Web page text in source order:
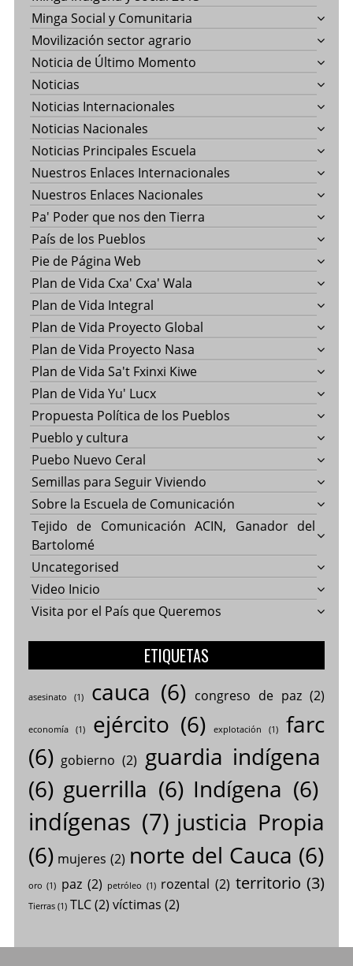
Minga Social y Comunitaria
Movilización sector agrario
Noticia de Último Momento
Noticias
Noticias Internacionales
Noticias Nacionales
Noticias Principales Escuela
Nuestros Enlaces Internacionales
Nuestros Enlaces Nacionales
Pa' Poder que nos den Tierra
País de los Pueblos
Pie de Página Web
Plan de Vida Cxa' Cxa' Wala
Plan de Vida Integral
Plan de Vida Proyecto Global
Plan de Vida Proyecto Nasa
Plan de Vida Sa't Fxinxi Kiwe
Plan de Vida Yu' Lucx
Propuesta Política de los Pueblos
Pueblo y cultura
Puebo Nuevo Ceral
Semillas para Seguir Viviendo
Sobre la Escuela de Comunicación
Tejido de Comunicación ACIN, Ganador del
Bartolomé
Uncategorised
Video Inicio
Visita por el País que Queremos
ETIQUETAS
asesinato (1) cauca (6) congreso de paz(2)
economía(1) ejército (6) explotación (1)
farc
(6) gobierno (2) guardia indígena
(6) guerrilla (6) Indígena (6)
indígenas (7) justicia Propia
(6) mujeres (2) norte del Cauca (6)
oro (1) paz (2) petróleo (1) rozental (2) territorio (3)
Tierras(1) TLC(2) víctimas (2)